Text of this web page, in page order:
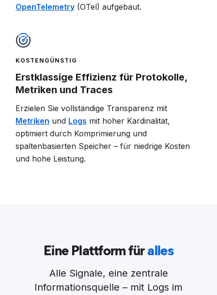
OpenTelemetry (OTel) aufgebaut.
KOSTENGÜNSTIG
Erstklassige Effizienz für Protokolle,
Metriken und Traces
Erzielen Sie vollständige Transparenz mit
Metriken und Logs mit hoher Kardinalität,
optimiert durch Komprimierung und
spaltenbasierten Speicher – für niedrige Kosten
und hohe Leistung.
Eine Plattform füralles
Alle Signale, eine zentrale
Informationsquelle – mit Logs im